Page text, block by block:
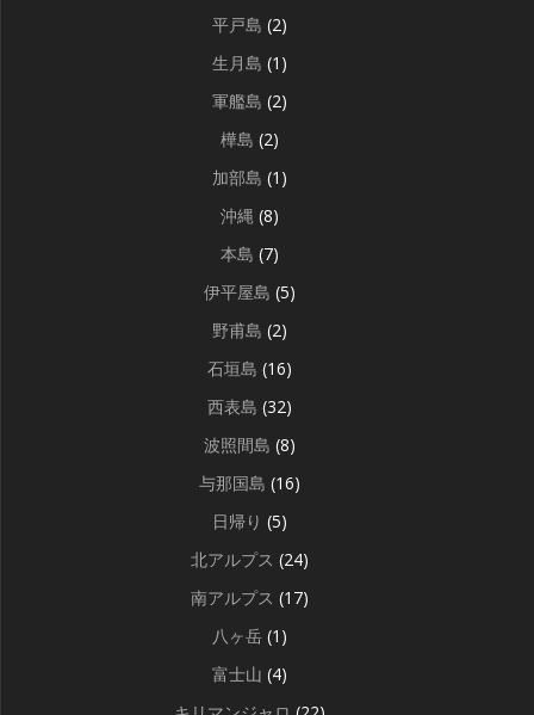
平戸島 (2)
生月島 (1)
軍艦島 (2)
樺島 (2)
加部島 (1)
沖縄 (8)
本島 (7)
伊平屋島 (5)
野甫島 (2)
石垣島 (16)
西表島 (32)
波照間島 (8)
与那国島 (16)
日帰り (5)
北アルプス (24)
南アルプス (17)
八ヶ岳 (1)
富士山 (4)